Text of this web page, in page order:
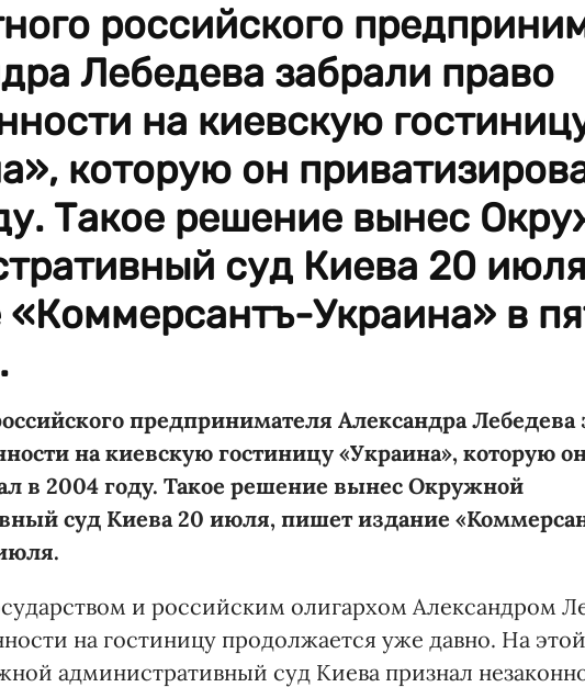
российского
Лебедева забрали право
на киевскую
которую он
Такое решение вынес
суд Киева 20
«Коммерсантъ-Украина» в
предпринимателя Александра Лебедева
на киевскую гостиницу «Украина», которую
в 2004 году. Такое решение вынес Окружной
суд Киева 20 июля, пишет издание
и российским олигархом Александром
на гостиницу продолжается уже давно. На
административный суд Киева признал